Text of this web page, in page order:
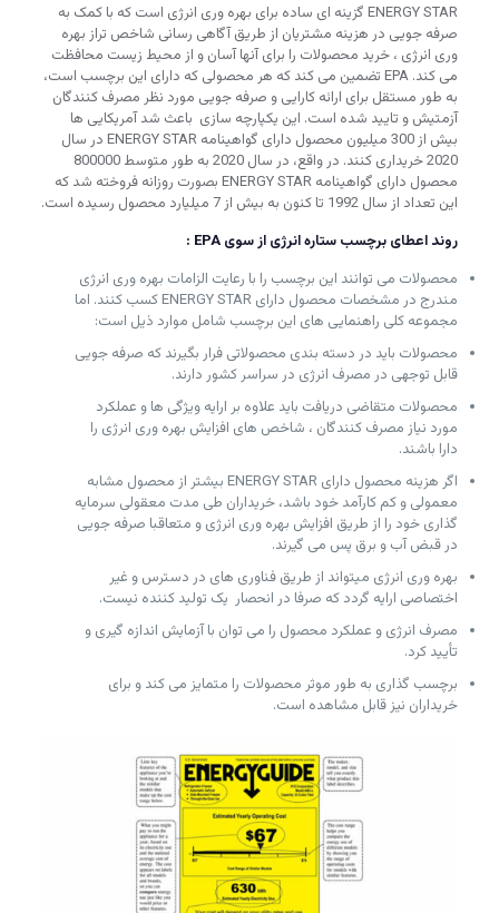
ENERGY STAR گزینه ای ساده برای بهره وری انرژی است که با کمک به
صرفه جویی در هزینه مشتریان از طریق آگاهی رسانی شاخص تراز بهره
وری انرژی ، خرید محصولات را برای آنها آسان و از محیط زیست محافظت
می کند. EPA تضمین می کند که هر محصولی که دارای این برچسب است،
به طور مستقل برای ارائه کارایی و صرفه جویی مورد نظر مصرف کنندگان
آزمتیش و تایید شده است. این یکپارچه سازی باعث شد آمریکایی ها
بیش از 300 میلیون محصول دارای گواهینامه ENERGY STAR در سال
2020 خریداری کنند. در واقع، در سال 2020 به طور متوسط ​​800000
محصول دارای گواهینامه ENERGY STAR بصورت روزانه فروخته شد که
این تعداد از سال 1992 تا کنون به بیش از 7 میلیارد محصول رسیده است.
روند اعطای برچسب ستاره انرژی از سوی EPA
:
محصولات می توانند این برچسب را با رعایت الزامات بهره وری انرژی
مندرج در مشخصات محصول دارای ENERGY STAR کسب کنند. اما
مجموعه کلی راهنمایی های این برچسب شامل موارد ذیل است:
محصولات باید در دسته بندی محصولاتی فرار بگیرند که صرفه جویی
قابل توجهی در مصرف انرژی در سراسر کشور دارند.
محصولات متقاضی دریافت باید علاوه بر ارایه ویژگی ها و عملکرد
مورد نیاز مصرف کنندگان ، شاخص های افزایش بهره وری انرژی را
دارا باشند.
اگر هزینه محصول دارای ENERGY STAR بیشتر از محصول مشابه
معمولی و کم کارآمد خود باشد، خریداران طی مدت معقولی سرمایه
گذاری خود را از طریق افزایش بهره وری انرژی و متعاقبا صرفه جویی
در قبض آب و برق پس می گیرند.
بهره وری انرژی میتواند از طریق فناوری های در دسترس و غیر
اختصاصی ارایه گردد که صرفا در انحصار یک تولید کننده نیست.
مصرف انرژی و عملکرد محصول را می توان با آزمایش اندازه گیری و
تأیید کرد.
برچسب گذاری به طور موثر محصولات را متمایز می کند و برای
خریداران نیز قابل مشاهده است.